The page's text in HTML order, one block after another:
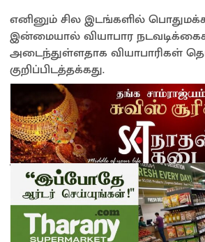
எனினும் சில இடங்களில்
இன்மையால் வியாபார
அடைந்துள்ளதாக வியாபாரிகள்
குறிப்பிடத்தக்கது.